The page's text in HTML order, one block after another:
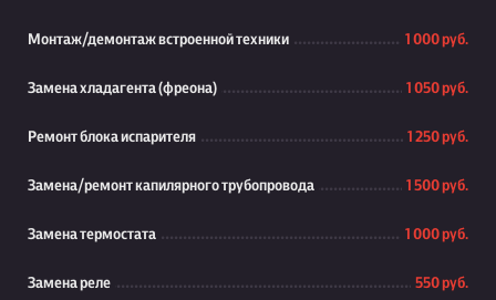
Монтаж/демонтаж встроенной техники 1 000 руб.
Замена хладагента (фреона) 1 050 руб.
Ремонт блока испарителя 1 250 руб.
Замена/ремонт капилярного трубопровода 1 500 руб.
Замена термостата 1 000 руб.
Замена реле 550 руб.